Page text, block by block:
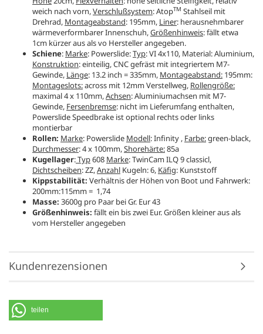
weich nach vorn,Verschlußsystem: AtopTM Stahlseil mit
Drehrad, Montageabstand: 195mm, Liner: herausnehmbarer
wärmeverformbarer Innenschuh,Größenhinweis: fällt etwa
1cm kürzer aus als vo Hersteller angegeben.
Schiene: Marke: Powerslide:Typ: VI 4x110, Material: Aluminium,
Konstruktion: einteilig, CNC gefräst mit integriertem M7-
Gewinde, Länge: 13.2 inch = 335mm, Montageabstand: 195mm:
Montageslots:across mit 12mm Verstellweg, Rollengröße:
maximal 4 x 110mm,Achsen: Aluminiumachsen mit M7-
Gewinde, Fersenbremse: nicht im Lieferumfang enthalten,
Powerslide Speedbrake ist optional rechts oder links
montierbar
Rollen: Marke: Powerslide Modell: Infinity , Farbe:green-black,
Durchmesser: 4 x 100mm,Shorehärte:85a
Kugellager:Typ608 Marke: TwinCam ILQ 9 classicl,
Dichtscheiben: ZZ,Anzahl Kugeln: 6, Käfig: Kunststoff
Kippstabilität: Verhältnis der Höhen von Boot und Fahrwerk:
200mm:115mm = 1,74
Masse: 3600g pro Paar bei Gr. Eur 43
Größenhinweis: fällt ein bis zwei Eur. Größen kleiner aus als
vom Hersteller angegeben
Kundenrezensionen
teilen